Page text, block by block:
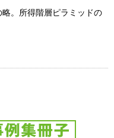
略。所得階層ピラミッドの